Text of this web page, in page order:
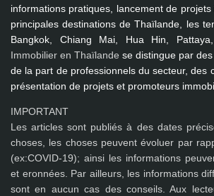
informations pratiques, lancement de
principales destinations de Thaïlande, les
Bangkok, Chiang Mai, Hua Hin,
Immobilier en Thaïlande se distingue par
de la part de professionnels du secteur, des
présentation de projets et promoteurs
IMPORTANT
Les articles sont publiés à des dates
choses, les choses peuvent évoluer par
(ex:COVID-19); ainsi les informations
et eronnées. Par ailleurs, les informations
sont en aucun cas des conseils. Aux